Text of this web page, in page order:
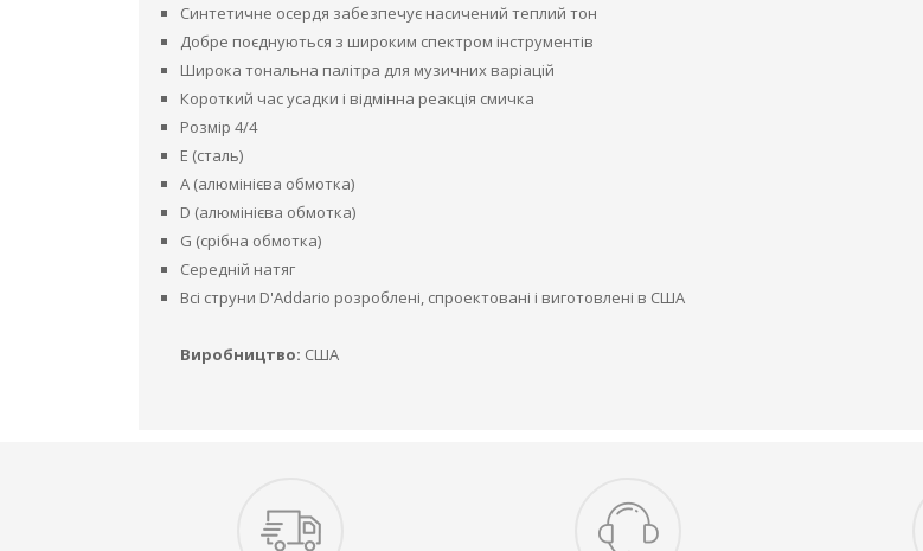
Синтетичне осердя забезпечує насичений теплий тон
Добре поєднуються з широким спектром інструментів
Широка тональна палітра для музичних варіацій
Короткий час усадки і відмінна реакція смичка
Розмір 4/4
E (сталь)
A (алюмінієва обмотка)
D (алюмінієва обмотка)
G (срібна обмотка)
Середній натяг
Всі струни D'Addario розроблені, спроектовані і виготовлені в США
Виробництво: США